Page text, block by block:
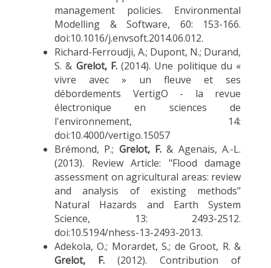
management policies. Environmental
Modelling & Software, 60: 153-166.
doi:10.1016/j.envsoft.2014.06.012.
Richard-Ferroudji, A.; Dupont, N.; Durand,
S. & Grelot, F.(2014). Une politique du «
vivre avec » un fleuve et ses
débordements VertigO - la revue
électronique en sciences de
l'environnement, 14:
doi:10.4000/vertigo.15057
Brémond, P.; Grelot, F.& Agenais, A.-L.
(2013). Review Article: "Flood damage
assessment on agricultural areas: review
and analysis of existing methods"
Natural Hazards and Earth System
Science, 13: 2493-2512.
doi:10.5194/nhess-13-2493-2013.
Adekola, O.; Morardet, S.; de Groot, R. &
Grelot, F. (2012). Contribution of